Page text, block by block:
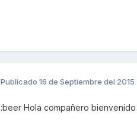
Publicado 16 de Septiembre del 2015
:beer Hola compañero